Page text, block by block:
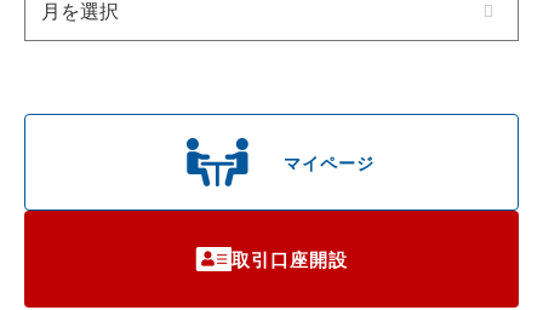
マイページ
取引口座開設